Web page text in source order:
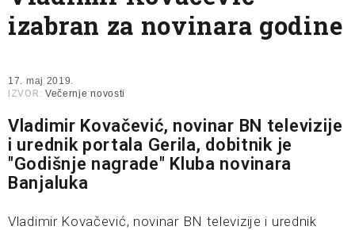
Informer Slavko Ćuruvija
izabran za novinara godine
17. maj 2019.
IZVOR: Večernje novosti
Vladimir Kovačević, novinar BN televizije
i urednik portala Gerila, dobitnik je
"Godišnje nagrade" Kluba novinara
Banjaluka
Vladimir Kovačević, novinar BN televizije i urednik